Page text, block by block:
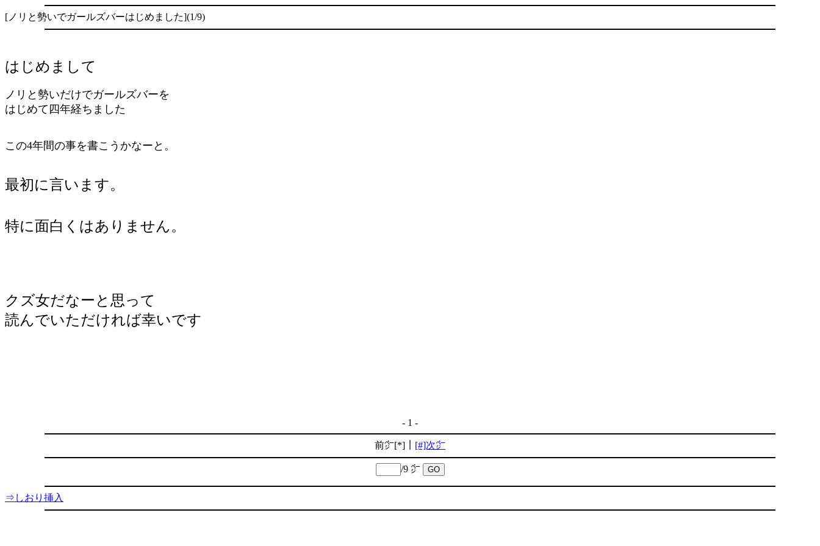
[ノリと勢いでガールズバーはじめました](1/9)
はじめまして
ノリと勢いだけでガールズバーを
はじめて四年経ちました
この4年間の事を書こうかなーと。
最初に言います。
特に面白くはありません。
クズ女だなーと思って
読んでいただければ幸いです
- 1 -
前㌻[*]｜ [#]次㌻
/9 ㌻
⇒しおり挿入